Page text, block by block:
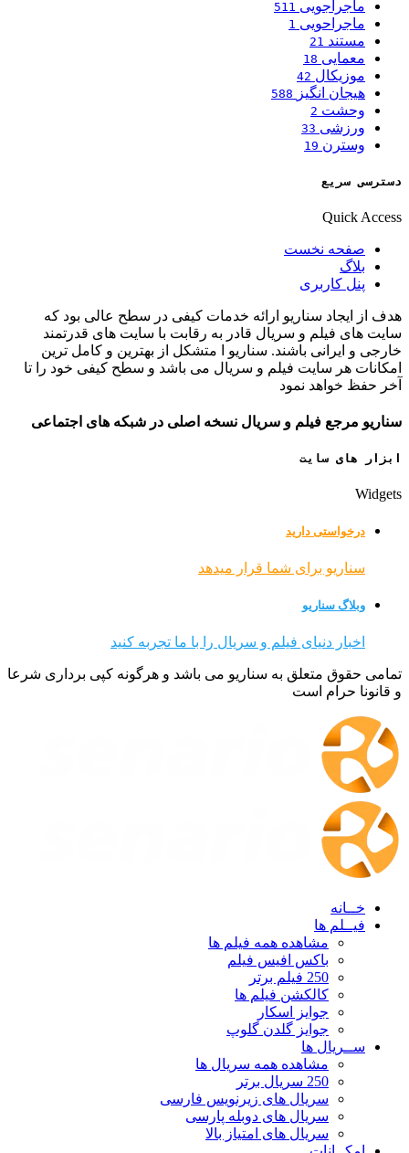
ماجراجویی 511
ماجراحویی 1
مستند 21
معمایی 18
موزیکال 42
هیجان انگیز 588
وحشت 2
ورزشی 33
وسترن 19
دسترسی سریع
Quick Access
صفحه نخست
بلاگ
پنل کاربری
هدف از ایجاد سناریو ارائه خدمات کیفی در سطح عالی بود که
سایت های فیلم و سریال قادر به رقابت با سایت های قدرتمند
خارجی و ایرانی باشند. سناریو ا متشکل از بهترین و کامل ترین
امکانات هر سایت فیلم و سریال می باشد و سطح کیفی خود را تا
آخر حفظ خواهد نمود
سناریو مرجع فیلم و سریال نسخه اصلی در شبکه های اجتماعی
ابزار های سایت
Widgets
درخواستی دارید
سناریو برای شما قرار میدهد
وبلاگ سناریو
اخبار دنیای فیلم و سریال را با ما تجربه کنید
تمامی حقوق متعلق به سناریو می باشد و هرگونه کپی برداری شرعا
و قانونا حرام است
خــانه
فیــلم ها
مشاهده همه فیلم ها
باکس افیس فیلم
250 فیلم برتر
کالکشن فیلم ها
جوایز اسکار
جوایز گلدن گلوپ
ســریال ها
مشاهده همه سریال ها
250 سریال برتر
سریال های زیرنویس فارسی
سریال های دوبله پارسی
سریال های امتیاز بالا